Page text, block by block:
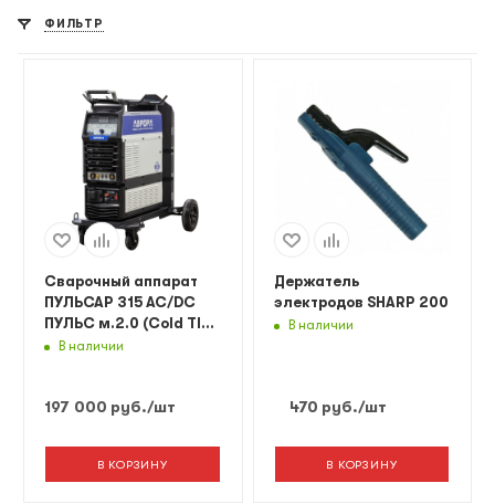
ФИЛЬТР
Сварочный аппарат
ПУЛЬСАР 315 AC/DC
ПУЛЬС м.2.0 (Cold TIG)
комплект (источник,
В наличии
197 000 руб./шт
В КОРЗИНУ
Держатель
электродов SHARP 200
В наличии
470 руб./шт
В КОРЗИНУ